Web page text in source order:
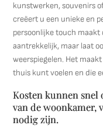
kunstwerken, souvenirs
creëert u een unieke en
persoonlijke touch
aantrekkelijk, maar laat
weerspiegelen. Het
thuis kunt voelen en die
Kosten kunnen
van de woonkamer,
nodig zijn.